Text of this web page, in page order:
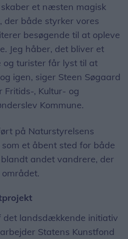
et næsten magisk
der både styrker vores
besøgende til at opleve
Jeg håber, det bliver et
og turister får lyst til at
igen, siger Steen Søgaard
Fritids-, Kultur- og
Kommune.
på Naturstyrelsens
et åbent sted for både
andet vandrere, der
det landsdækkende initiativ
Statens Kunstfond